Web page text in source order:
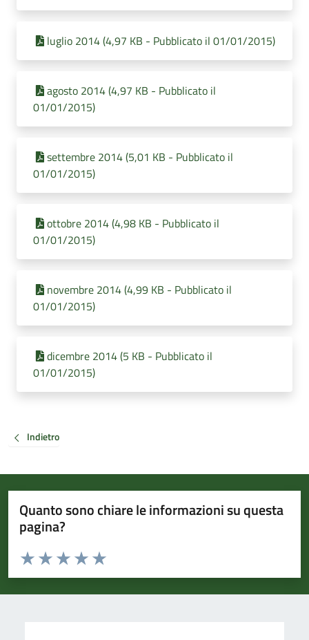
luglio 2014 (4,97 KB - Pubblicato il 01/01/2015)
agosto 2014 (4,97 KB - Pubblicato il
01/01/2015)
settembre 2014 (5,01 KB - Pubblicato il
01/01/2015)
ottobre 2014 (4,98 KB - Pubblicato il
01/01/2015)
novembre 2014 (4,99 KB - Pubblicato il
01/01/2015)
dicembre 2014 (5 KB - Pubblicato il
01/01/2015)
Indietro
Quanto sono chiare le informazioni su questa
pagina?
Valuta da 1 a 5 stelle la pagina
Valuta 5 stelle su 5
Valuta 4 stelle su 5
Valuta 3 stelle su 5
Valuta 2 stelle su 5
Valuta 1 stelle su 5